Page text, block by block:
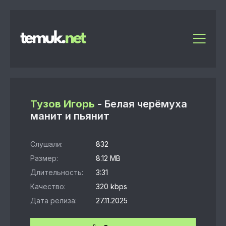
Тузов Игорь - Белая черёмуха
манит и пьянит
Слушали:
832
Размер:
8.12 MB
Длительность:
3:31
Качество:
320 kbps
Дата релиза:
27.11.2025